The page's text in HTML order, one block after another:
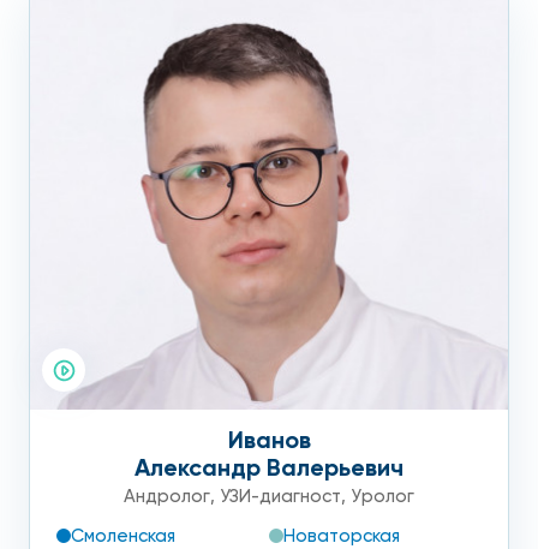
Иванов
Александр Валерьевич
Андролог, УЗИ-диагност, Уролог
Смоленская
Новаторская